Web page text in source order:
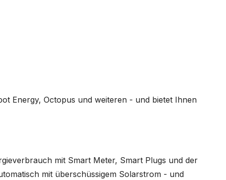
Energy, Octopus und weiteren - und bietet Ihnen
mit Smart Meter, Smart Plugs und der
mit überschüssigem Solarstrom - und